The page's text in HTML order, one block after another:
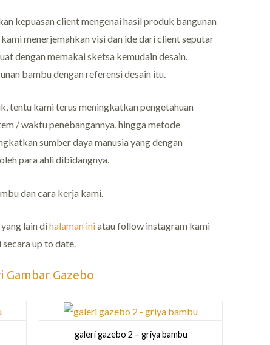
kepuasan client mengenai hasil produk bangunan
menerjemahkan visi dan ide dari client seputar
dengan memakai sketsa kemudain desain.
bambu dengan referensi desain itu.
tentu kami terus meningkatkan pengetahuan
/ waktu penebangannya, hingga metode
sumber daya manusia yang dengan
para ahli dibidangnya.
dan cara kerja kami.
lain dihalaman iniatau follow instagram kami
up to date.
Gambar Gazebo
galeri gazebo 2 – griya bambu